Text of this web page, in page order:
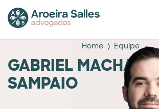
Home Equipe
GABRIEL MACHADO
SAMPAIO